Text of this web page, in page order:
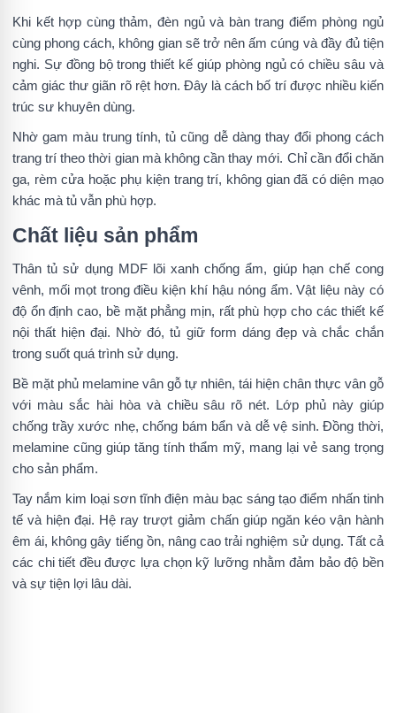
Khi kết hợp cùng thảm, đèn ngủ và bàn trang điểm phòng ngủ
cùng phong cách, không gian sẽ trở nên ấm cúng và đầy đủ tiện
nghi. Sự đồng bộ trong thiết kế giúp phòng ngủ có chiều sâu và
cảm giác thư giãn rõ rệt hơn. Đây là cách bố trí được nhiều kiến
trúc sư khuyên dùng.
Nhờ gam màu trung tính, tủ cũng dễ dàng thay đổi phong cách
trang trí theo thời gian mà không cần thay mới. Chỉ cần đổi chăn
ga, rèm cửa hoặc phụ kiện trang trí, không gian đã có diện mạo
khác mà tủ vẫn phù hợp.
Chất liệu sản phẩm
Thân tủ sử dụng MDF lõi xanh chống ẩm, giúp hạn chế cong
vênh, mối mọt trong điều kiện khí hậu nóng ẩm. Vật liệu này có
độ ổn định cao, bề mặt phẳng mịn, rất phù hợp cho các thiết kế
nội thất hiện đại. Nhờ đó, tủ giữ form dáng đẹp và chắc chắn
trong suốt quá trình sử dụng.
Bề mặt phủ melamine vân gỗ tự nhiên, tái hiện chân thực vân gỗ
với màu sắc hài hòa và chiều sâu rõ nét. Lớp phủ này giúp
chống trầy xước nhẹ, chống bám bẩn và dễ vệ sinh. Đồng thời,
melamine cũng giúp tăng tính thẩm mỹ, mang lại vẻ sang trọng
cho sản phẩm.
Tay nắm kim loại sơn tĩnh điện màu bạc sáng tạo điểm nhấn tinh
tế và hiện đại. Hệ ray trượt giảm chấn giúp ngăn kéo vận hành
êm ái, không gây tiếng ồn, nâng cao trải nghiệm sử dụng. Tất cả
các chi tiết đều được lựa chọn kỹ lưỡng nhằm đảm bảo độ bền
và sự tiện lợi lâu dài.